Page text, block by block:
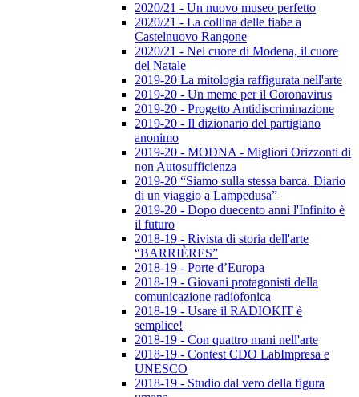
2020/21 - Un nuovo museo perfetto
2020/21 - La collina delle fiabe a
Castelnuovo Rangone
2020/21 - Nel cuore di Modena, il cuore
del Natale
2019-20 La mitologia raffigurata nell'arte
2019-20 - Un meme per il Coronavirus
2019-20 - Progetto Antidiscriminazione
2019-20 - Il dizionario del partigiano
anonimo
2019-20 - MODNA - Migliori Orizzonti di
non Autosufficienza
2019-20 “Siamo sulla stessa barca. Diario
di un viaggio a Lampedusa”
2019-20 - Dopo duecento anni l'Infinito è
il futuro
2018-19 - Rivista di storia dell'arte
“BARRIÈRES”
2018-19 - Porte d’Europa
2018-19 - Giovani protagonisti della
comunicazione radiofonica
2018-19 - Usare il RADIOKIT è
semplice!
2018-19 - Con quattro mani nell'arte
2018-19 - Contest CDO LabImpresa e
UNESCO
2018-19 - Studio dal vero della figura